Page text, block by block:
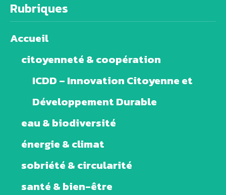
Rubriques
Accueil
citoyenneté & coopération
ICDD – Innovation Citoyenne et
Développement Durable
eau & biodiversité
énergie & climat
sobriété & circularité
santé & bien-être